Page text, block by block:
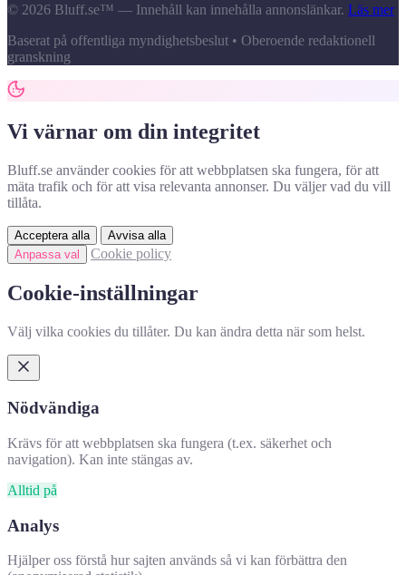
© 2026 Bluff.se™ — Innehåll kan innehålla annonslänkar. Läs mer
Baserat på offentliga myndighetsbeslut • Oberoende redaktionell
granskning
Vi värnar om din integritet
Bluff.se använder cookies för att webbplatsen ska fungera, för att
mäta trafik och för att visa relevanta annonser. Du väljer vad du vill
tillåta.
Acceptera alla
Avvisa alla
Anpassa val
Cookie policy
Cookie-inställningar
Välj vilka cookies du tillåter. Du kan ändra detta när som helst.
Nödvändiga
Krävs för att webbplatsen ska fungera (t.ex. säkerhet och
navigation). Kan inte stängas av.
Alltid på
Analys
Hjälper oss förstå hur sajten används så vi kan förbättra den